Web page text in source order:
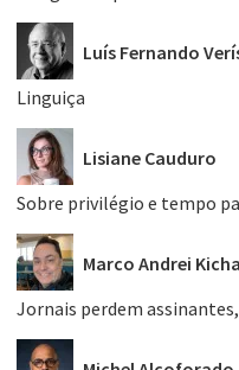
Luís Fernando
Linguiça
Lisiane Cauduro
Sobre privilégio e tempo
Marco Andrei
Jornais perdem